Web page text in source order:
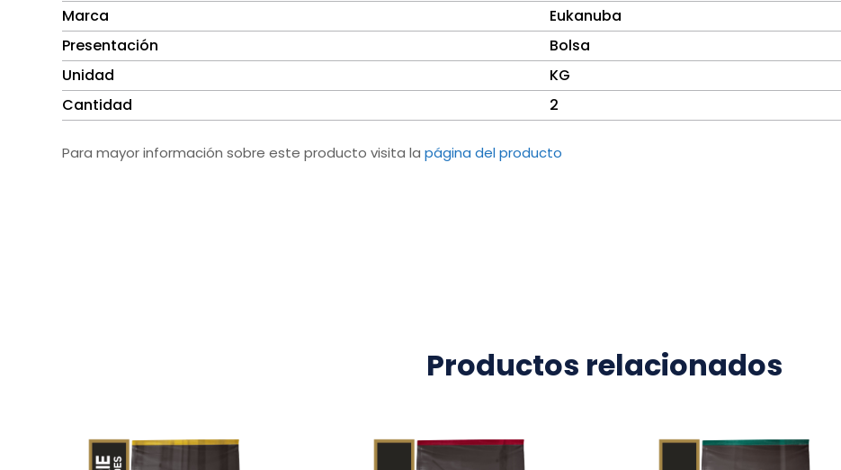
Marca
Eukanuba
Presentación
Bolsa
Unidad
KG
Cantidad
2
Para mayor información sobre este producto visita la página del producto
Productos relacionados